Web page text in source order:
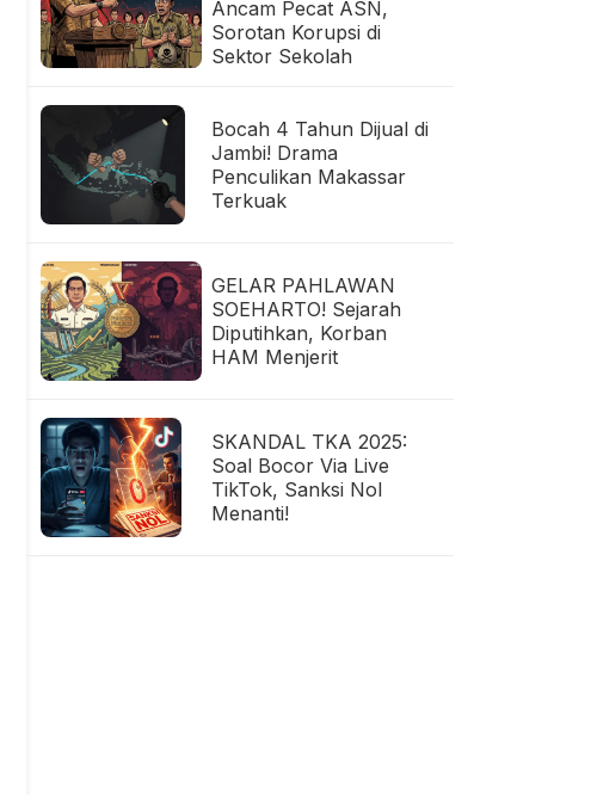
Ancam Pecat ASN,
Sorotan Korupsi di
Sektor Sekolah
Bocah 4 Tahun Dijual di
Jambi! Drama
Penculikan Makassar
Terkuak
GELAR PAHLAWAN
SOEHARTO! Sejarah
Diputihkan, Korban
HAM Menjerit
SKANDAL TKA 2025:
Soal Bocor Via Live
TikTok, Sanksi Nol
Menanti!